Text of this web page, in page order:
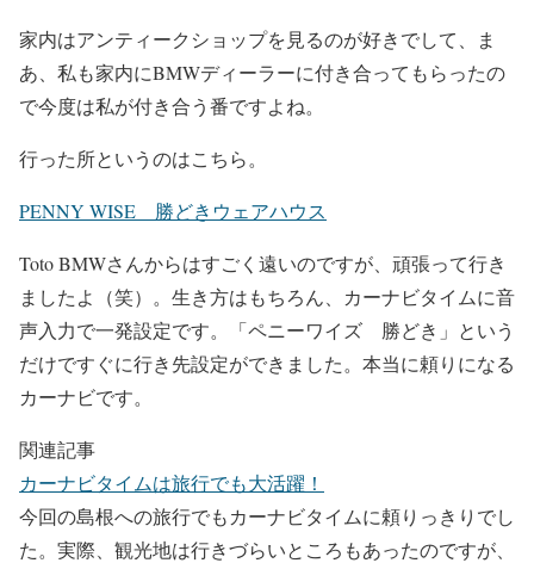
家内はアンティークショップを見るのが好きでして、ま
あ、私も家内にBMWディーラーに付き合ってもらったの
で今度は私が付き合う番ですよね。
行った所というのはこちら。
PENNY WISE 勝どきウェアハウス
Toto BMWさんからはすごく遠いのですが、頑張って行き
ましたよ（笑）。生き方はもちろん、カーナビタイムに音
声入力で一発設定です。「ペニーワイズ 勝どき」という
だけですぐに行き先設定ができました。本当に頼りになる
カーナビです。
関連記事
カーナビタイムは旅行でも大活躍！
今回の島根への旅行でもカーナビタイムに頼りっきりでし
た。実際、観光地は行きづらいところもあったのですが、